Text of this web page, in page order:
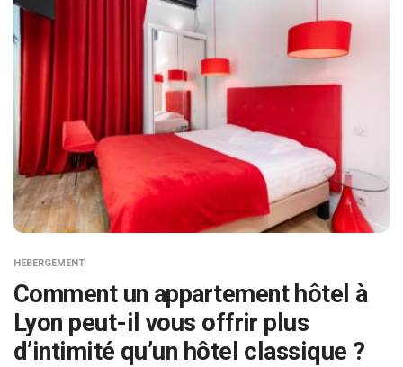
HEBERGEMENT
Comment un appartement hôtel à
Lyon peut-il vous offrir plus
d’intimité qu’un hôtel classique ?